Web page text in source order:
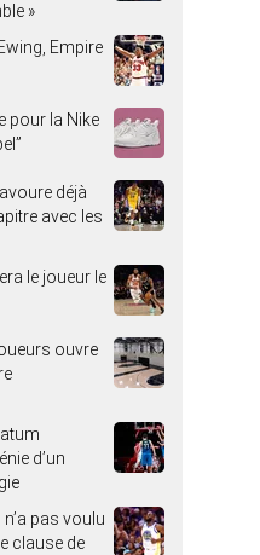
»
Empire
pour la Nike
déjà
avec les
le joueur le
ouvre
d’un
pas voulu
clause de